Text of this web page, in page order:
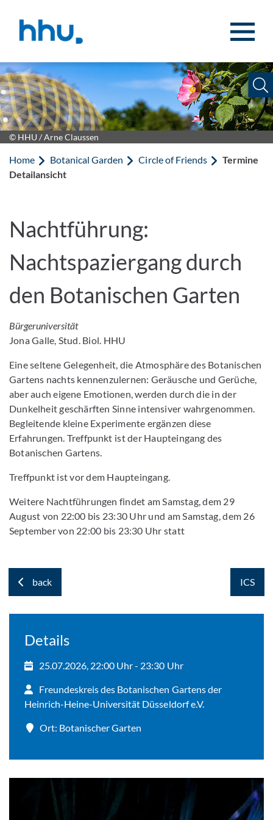
© HHU / Arne Claussen
Home Botanical Garden Circle of Friends
Termine
Detailansicht
Nachtführung:
Nachtspaziergang durch
den Botanischen Garten
Bürgeruniversität
Jona Galle, Stud. Biol. HHU
Eine seltene Gelegenheit, die Atmosphäre des Botanischen
Gartens nachts kennenzulernen: Geräusche und Gerüche,
aber auch eigene Emotionen, werden durch die in der
Dunkelheit geschärften Sinne intensiver wahrgenommen.
Begleitende kleine Experimente ergänzen diese
Erfahrungen. Treffpunkt ist der Haupteingang des
Botanischen Gartens.
Treffpunkt ist vor dem Haupteingang.
Weitere Nachtführungen findet am Samstag, dem 29
August von 22:00 bis 23:30 Uhr und am Samstag, dem 26
September von 22:00 bis 23:30 Uhr statt
back ICS
Details
25.07.2026, 22:00 Uhr - 23:30 Uhr
Freundeskreis des Botanischen Gartens der
Heinrich-Heine-Universität Düsseldorf e.V.
Ort: Botanischer Garten